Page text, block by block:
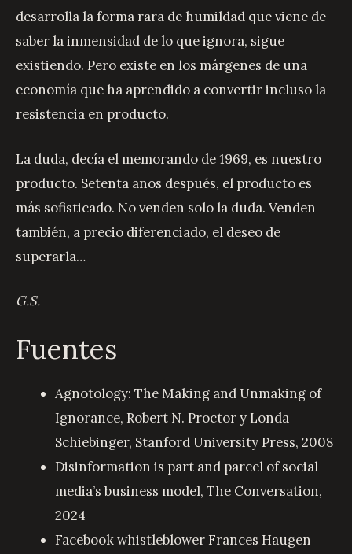
desarrolla la forma rara de humildad que viene de
saber la inmensidad de lo que ignora, sigue
existiendo. Pero existe en los márgenes de una
economía que ha aprendido a convertir incluso la
resistencia en producto.
La duda, decía el memorando de 1969, es nuestro
producto. Setenta años después, el producto es
más sofisticado. No venden solo la duda. Venden
también, a precio diferenciado, el deseo de
superarla…
G.S.
Fuentes
Agnotology: The Making and Unmaking of
Ignorance, Robert N. Proctor y Londa
Schiebinger, Stanford University Press, 2008
Disinformation is part and parcel of social
media’s business model, The Conversation,
2024
Facebook whistleblower Frances Haugen